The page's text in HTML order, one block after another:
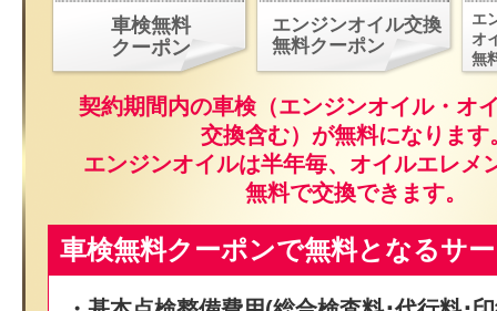
車検無料
クーポン
エンジンオイル交換
無料クーポン
エ
オ
無
契約期間内の車検（エンジンオイル・オ
交換含む）が無料になります
エンジンオイルは半年毎、オイルエレメ
無料で交換できます。
車検無料クーポンで無料となるサ